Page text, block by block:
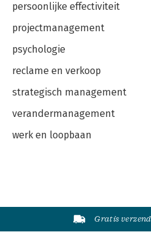
persoonlijke effectiviteit
projectmanagement
psychologie
reclame en verkoop
strategisch management
verandermanagement
werk en loopbaan
Gratis